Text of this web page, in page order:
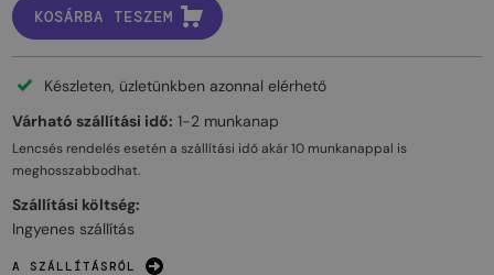
KOSÁRBA TESZEM
Készleten, üzletünkben azonnal elérhető
Várható szállítási idő: 1-2 munkanap
Lencsés rendelés esetén a szállítási idő akár10 munkanappal is
meghosszabbodhat.
Szállítási költség:
Ingyenes szállítás
A SZÁLLÍTÁSRÓL